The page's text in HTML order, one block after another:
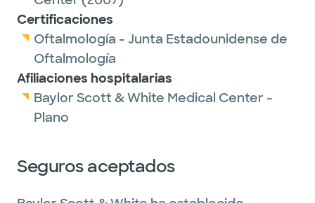
Certificaciones
Oftalmología - Junta Estadounidense de
Oftalmología
Afiliaciones hospitalarias
Baylor Scott & White Medical Center -
Plano
Seguros aceptados